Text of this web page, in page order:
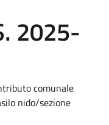
2025-
comunale
nido/sezione